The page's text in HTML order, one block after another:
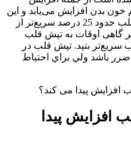
بدن افزایش می‌یابد و این
خون اضافه باعث مي‌شود ضربان قلب حدود 25 درصد سریع‌تر از
گاهی اوقات به تپش قلب
بتپد. تپش قلب در
باشد ولي براي احتياط
افزایش پیدا